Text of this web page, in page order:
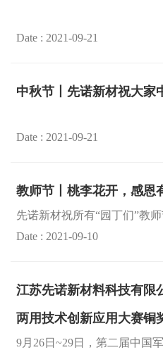
Date : 2021-09-21
中秋节丨先诺新材祝大家
Date : 2021-09-21
教师节丨桃李花开，感恩
先诺新材祝所有“园丁们”教师
Date : 2021-09-10
江苏先诺新材料科技有限
两用技术创新应用大赛铜
9月26日~29日，第二届中国